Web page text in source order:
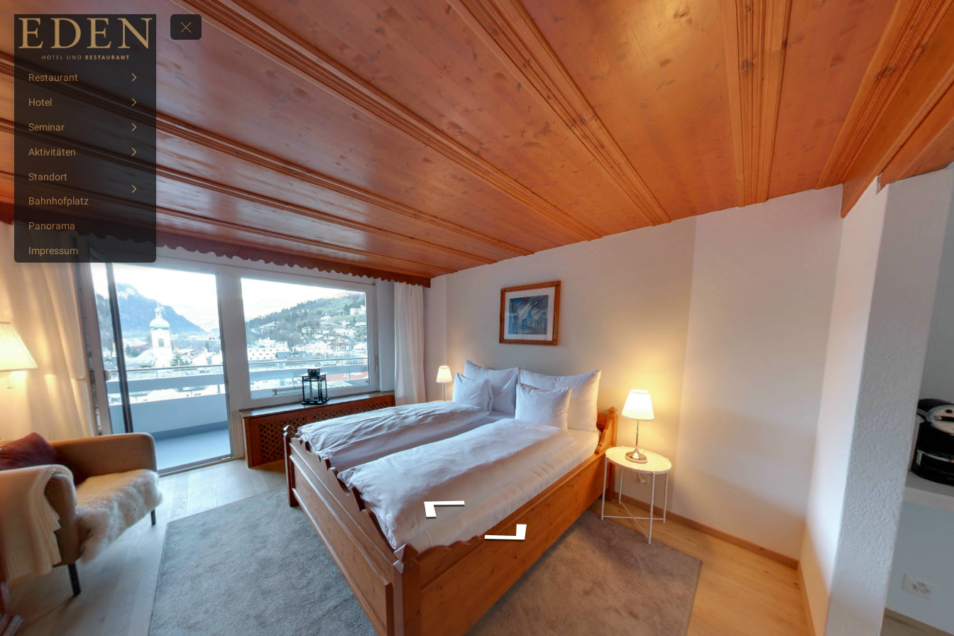
Restaurant
Hotel
Seminar
Aktivitäten
Standort
Bahnhofplatz
Panorama
Impressum